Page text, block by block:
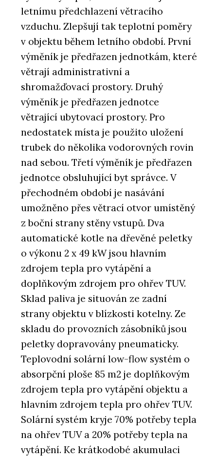
letnímu předchlazení větracího
vzduchu. Zlepšují tak teplotní poměry
v objektu během letního období. První
výměník je předřazen jednotkám, které
větrají administrativní a
shromažďovací prostory. Druhý
výměník je předřazen jednotce
větrající ubytovací prostory. Pro
nedostatek místa je použito uložení
trubek do několika vodorovných rovin
nad sebou. Třetí výměník je předřazen
jednotce obsluhující byt správce. V
přechodném období je nasávání
umožněno přes větrací otvor umístěný
z boční strany stěny vstupů. Dva
automatické kotle na dřevěné peletky
o výkonu 2 x 49 kW jsou hlavním
zdrojem tepla pro vytápění a
doplňkovým zdrojem pro ohřev TUV.
Sklad paliva je situován ze zadní
strany objektu v blízkosti kotelny. Ze
skladu do provozních zásobníků jsou
peletky dopravovány pneumaticky.
Teplovodní solární low-flow systém o
absorpční ploše 85 m2 je doplňkovým
zdrojem tepla pro vytápění objektu a
hlavním zdrojem tepla pro ohřev TUV.
Solární systém kryje 70% potřeby tepla
na ohřev TUV a 20% potřeby tepla na
vytápění. Ke krátkodobé akumulaci